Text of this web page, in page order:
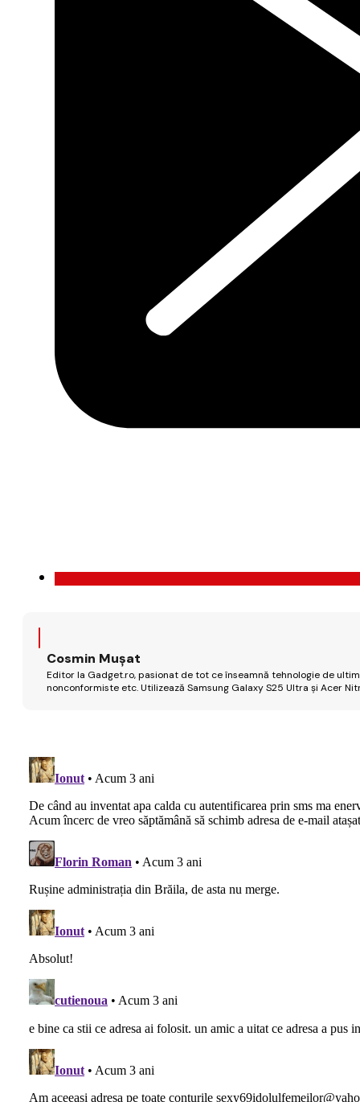
Cosmin Mușat
Editor la Gadget.ro, pasionat de tot ce înseamnă tehnologie de
nonconformiste etc. Utilizează Samsung Galaxy S25 Ultra și Acer